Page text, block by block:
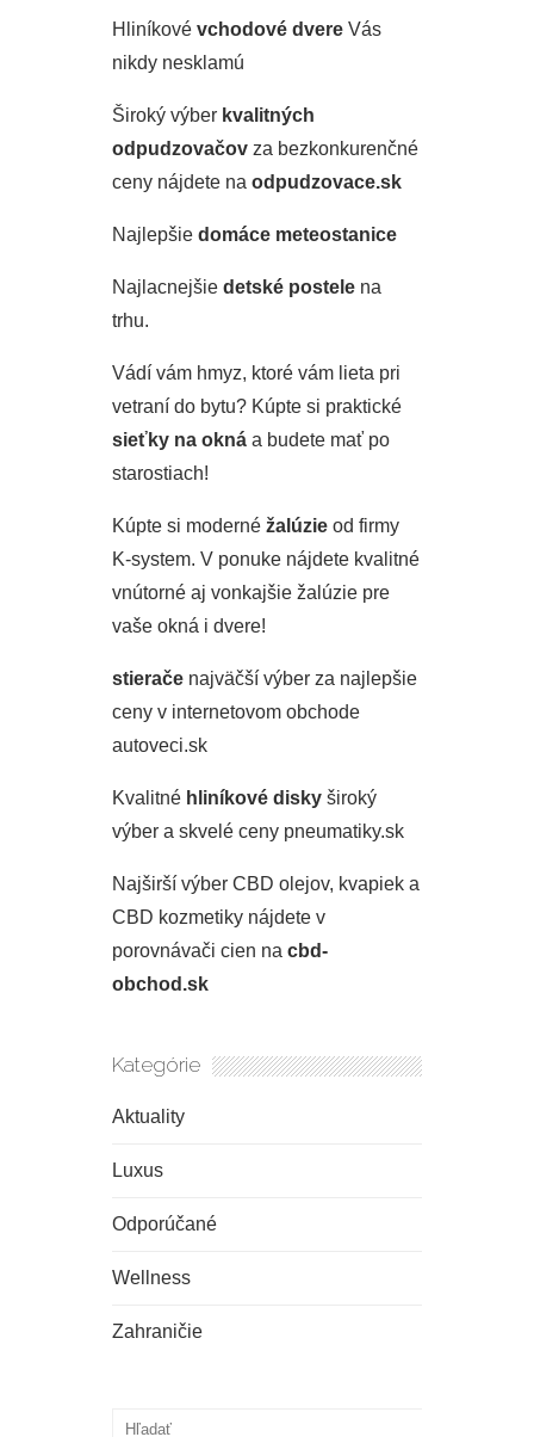
Hliníkové vchodové dvere Vás
nikdy nesklamú
Široký výber kvalitných
odpudzovačov za bezkonkurenčné
ceny nájdete na odpudzovace.sk
Najlepšie domáce meteostanice
Najlacnejšie detské postele na
trhu.
Vádí vám hmyz, ktoré vám lieta pri
vetraní do bytu? Kúpte si praktické
sieťky na okná a budete mať po
starostiach!
Kúpte si moderné žalúzie od firmy
K-system. V ponuke nájdete kvalitné
vnútorné aj vonkajšie žalúzie pre
vaše okná i dvere!
stierače najväčší výber za najlepšie
ceny v internetovom obchode
autoveci.sk
Kvalitné hliníkové disky široký
výber a skvelé ceny pneumatiky.sk
Najširší výber CBD olejov, kvapiek a
CBD kozmetiky nájdete v
porovnávači cien na cbd-
obchod.sk
Kategórie
Aktuality
Luxus
Odporúčané
Wellness
Zahraničie